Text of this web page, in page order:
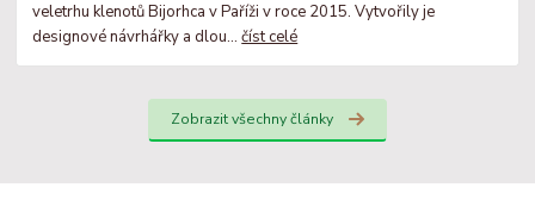
veletrhu klenotů Bijorhca v Paříži v roce 2015. Vytvořily je
designové návrhářky a dlou...číst celé
Zobrazit všechny články